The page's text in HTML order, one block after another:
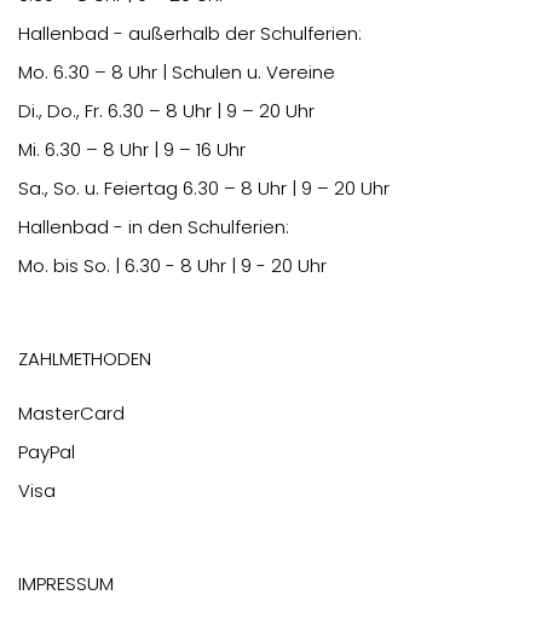
Hallenbad - außerhalb der Schulferien:
Mo. 6.30 – 8 Uhr | Schulen u. Vereine
Di., Do., Fr. 6.30 – 8 Uhr | 9 – 20 Uhr
Mi. 6.30 – 8 Uhr | 9 – 16 Uhr
Sa., So. u. Feiertag 6.30 – 8 Uhr | 9 – 20 Uhr
Hallenbad - in den Schulferien:
Mo. bis So. | 6.30 - 8 Uhr | 9 - 20 Uhr
Zahlmethoden
MasterCard
PayPal
Visa
Impressum